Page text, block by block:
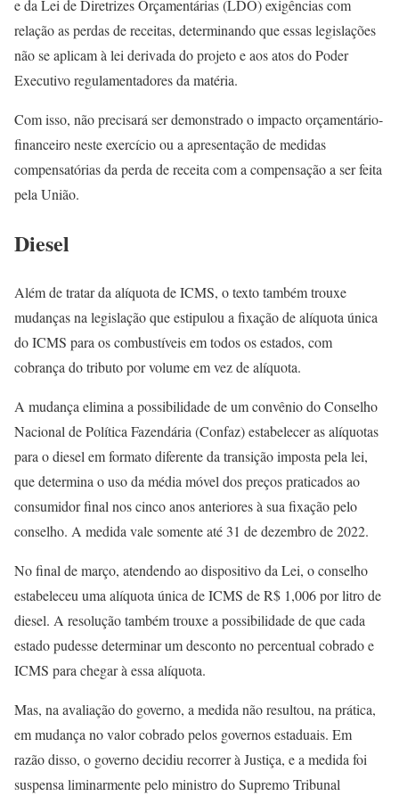
e da Lei de Diretrizes Orçamentárias (LDO) exigências com
relação as perdas de receitas, determinando que essas legislações
não se aplicam à lei derivada do projeto e aos atos do Poder
Executivo regulamentadores da matéria.
Com isso, não precisará ser demonstrado o impacto orçamentário-
financeiro neste exercício ou a apresentação de medidas
compensatórias da perda de receita com a compensação a ser feita
pela União.
Diesel
Além de tratar da alíquota de ICMS, o texto também trouxe
mudanças na legislação que estipulou a fixação de alíquota única
do ICMS para os combustíveis em todos os estados, com
cobrança do tributo por volume em vez de alíquota.
A mudança elimina a possibilidade de um convênio do Conselho
Nacional de Política Fazendária (Confaz) estabelecer as alíquotas
para o diesel em formato diferente da transição imposta pela lei,
que determina o uso da média móvel dos preços praticados ao
consumidor final nos cinco anos anteriores à sua fixação pelo
conselho. A medida vale somente até 31 de dezembro de 2022.
No final de março, atendendo ao dispositivo da Lei, o conselho
estabeleceu uma alíquota única de ICMS de R$ 1,006 por litro de
diesel. A resolução também trouxe a possibilidade de que cada
estado pudesse determinar um desconto no percentual cobrado e
ICMS para chegar à essa alíquota.
Mas, na avaliação do governo, a medida não resultou, na prática,
em mudança no valor cobrado pelos governos estaduais. Em
razão disso, o governo decidiu recorrer à Justiça, e a medida foi
suspensa liminarmente pelo ministro do Supremo Tribunal